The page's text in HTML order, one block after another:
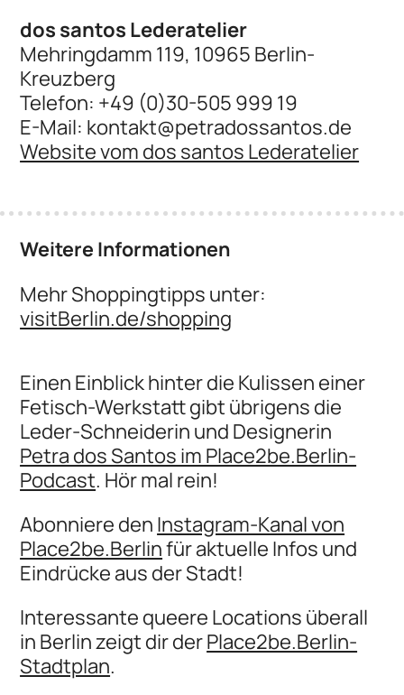
dos santos Lederatelier
Mehringdamm 119, 10965 Berlin-
Kreuzberg
Telefon: +49 (0)30-505 999 19
E-Mail: kontakt@petradossantos.de
Website vom dos santos Lederatelier
Weitere Informationen
Mehr Shoppingtipps unter:
visitBerlin.de/shopping
Einen Einblick hinter die Kulissen einer
Fetisch-Werkstatt gibt übrigens die
Leder-Schneiderin und Designerin
Petra dos Santos im Place2be.Berlin-
Podcast. Hör mal rein!
Abonniere denInstagram-Kanal von
Place2be.Berlinfür aktuelle Infos und
Eindrücke aus der Stadt!
Interessante queere Locations überall
in Berlin zeigt dir derPlace2be.Berlin-
Stadtplan.